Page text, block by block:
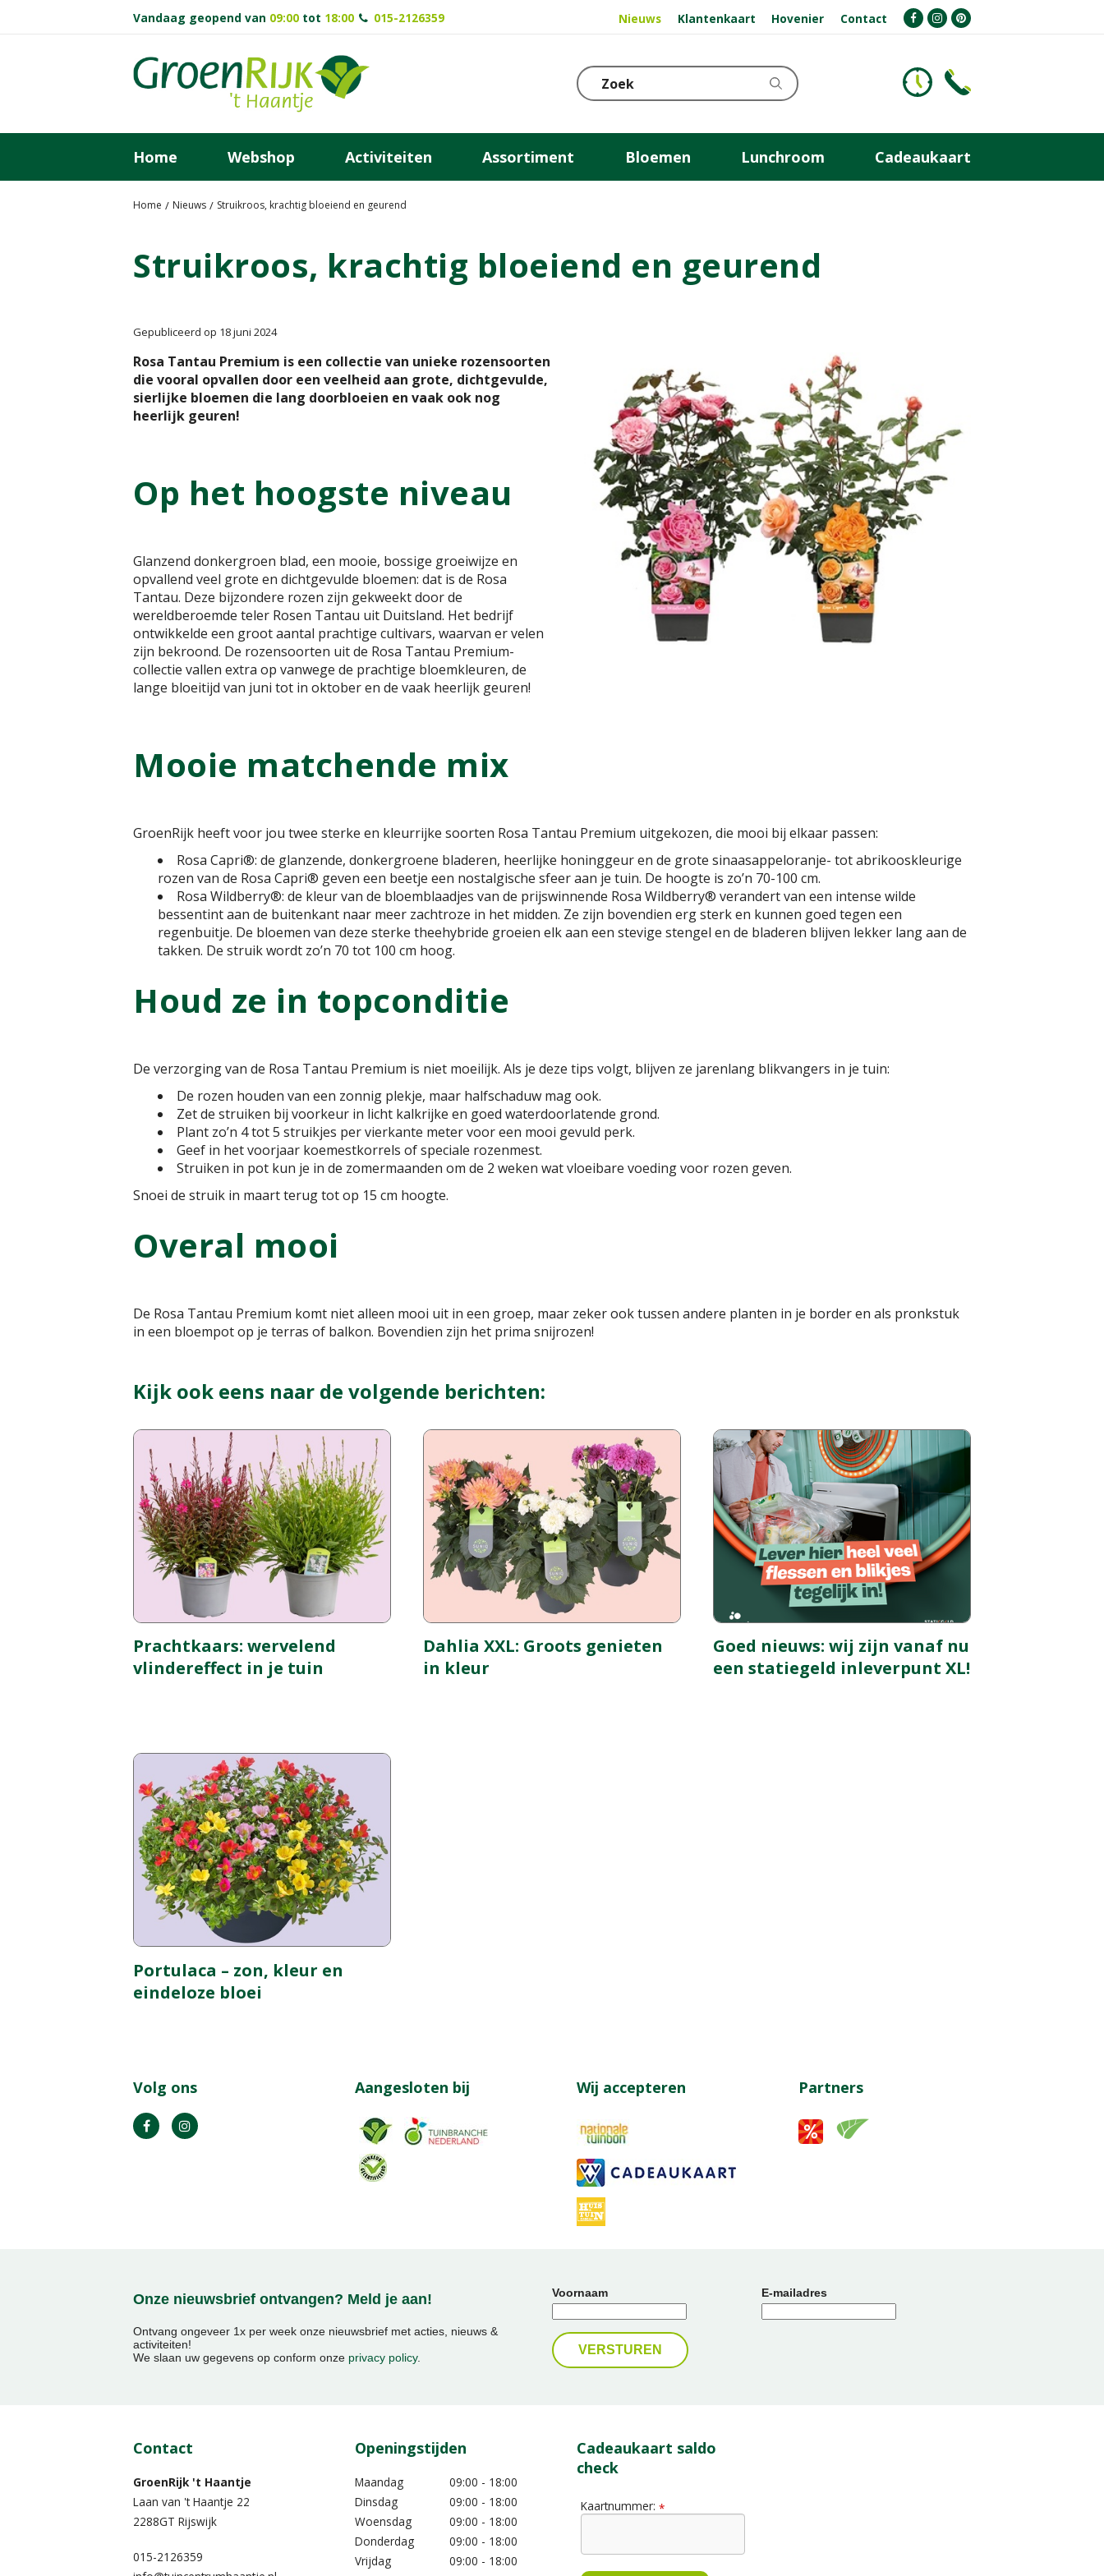
Home Nieuws Struikroos, krachtig bloeiend en geurend
Vandaag geopend van 09:00 tot 18:00 015-2126359 Nieuws Klantenkaart Hovenier Contact
Home Webshop Activiteiten Assortiment Bloemen Lunchroom Cadeaukaart
Struikroos, krachtig bloeiend en geurend
Gepubliceerd op 18 juni 2024
Rosa Tantau Premium is een collectie van unieke rozensoorten
die vooral opvallen door een veelheid aan grote, dichtgevulde,
sierlijke bloemen die lang doorbloeien en vaak ook nog
heerlijk geuren!
Op het hoogste niveau
Glanzend donkergroen blad, een mooie, bossige groeiwijze en
opvallend veel grote en dichtgevulde bloemen: dat is de Rosa
Tantau. Deze bijzondere rozen zijn gekweekt door de
wereldberoemde teler Rosen Tantau uit Duitsland. Het bedrijf
ontwikkelde een groot aantal prachtige cultivars, waarvan er velen
zijn bekroond. De rozensoorten uit de Rosa Tantau Premium-
collectie vallen extra op vanwege de prachtige bloemkleuren, de
lange bloeitijd van juni tot in oktober en de vaak heerlijk geuren!
Mooie matchende mix
GroenRijk heeft voor jou twee sterke en kleurrijke soorten Rosa Tantau Premium uitgekozen, die mooi bij elkaar passen:
Rosa Capri®: de glanzende, donkergroene bladeren, heerlijke honinggeur en de grote sinaasappeloranje- tot abrikooskleurige
rozen van de Rosa Capri® geven een beetje een nostalgische sfeer aan je tuin. De hoogte is zo’n 70-100 cm.
Rosa Wildberry®: de kleur van de bloemblaadjes van de prijswinnende Rosa Wildberry® verandert van een intense wilde
bessentint aan de buitenkant naar meer zachtroze in het midden. Ze zijn bovendien erg sterk en kunnen goed tegen een
regenbuitje. De bloemen van deze sterke theehybride groeien elk aan een stevige stengel en de bladeren blijven lekker lang aan de
takken. De struik wordt zo’n 70 tot 100 cm hoog.
Houd ze in topconditie
De verzorging van de Rosa Tantau Premium is niet moeilijk. Als je deze tips volgt, blijven ze jarenlang blikvangers in je tuin:
De rozen houden van een zonnig plekje, maar halfschaduw mag ook.
Zet de struiken bij voorkeur in licht kalkrijke en goed waterdoorlatende grond.
Plant zo’n 4 tot 5 struikjes per vierkante meter voor een mooi gevuld perk.
Geef in het voorjaar koemestkorrels of speciale rozenmest.
Struiken in pot kun je in de zomermaanden om de 2 weken wat vloeibare voeding voor rozen geven.
Snoei de struik in maart terug tot op 15 cm hoogte.
Overal mooi
De Rosa Tantau Premium komt niet alleen mooi uit in een groep, maar zeker ook tussen andere planten in je border en als pronkstuk
in een bloempot op je terras of balkon. Bovendien zijn het prima snijrozen!
Kijk ook eens naar de volgende berichten:
Prachtkaars: wervelend
vlindereffect in je tuin
Dahlia XXL: Groots genieten
in kleur
Goed nieuws: wij zijn vanaf nu
een statiegeld inleverpunt XL!
Portulaca – zon, kleur en
eindeloze bloei
Volg ons Aangesloten bij Wij accepteren Partners
Onze nieuwsbrief ontvangen? Meld je aan!
Ontvang ongeveer 1x per week onze nieuwsbrief met acties, nieuws &
activiteiten!
We slaan uw gegevens op conform onze privacy policy.
Voornaam E-mailadres
Contact
GroenRijk 't Haantje
Laan van 't Haantje 22
2288GT Rijswijk
015-2126359
Openingstijden
Maandag
09:00 - 18:00
Dinsdag
09:00 - 18:00
Woensdag
09:00 - 18:00
Donderdag
09:00 - 18:00
Vrijdag
09:00 - 18:00
Cadeaukaart saldo
check
Kaartnummer: *